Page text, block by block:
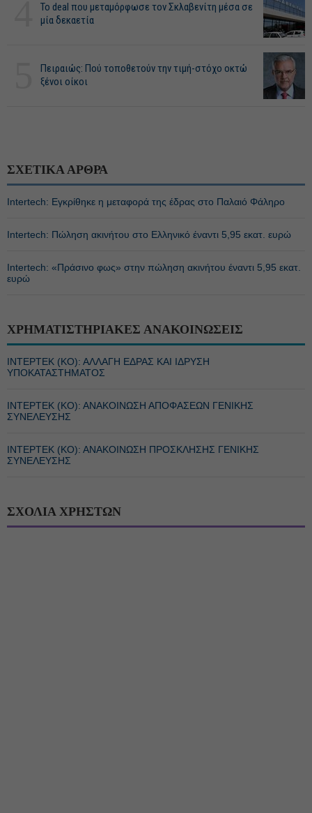
Το deal που μεταμόρφωσε τον Σκλαβενίτη μέσα σε
μία δεκαετία
Πειραιώς: Πού τοποθετούν την τιμή-στόχο οκτώ
ξένοι οίκοι
ΣΧΕΤΙΚΑ ΑΡΘΡΑ
Intertech: Εγκρίθηκε η μεταφορά της έδρας στο Παλαιό Φάληρο
Intertech: Πώληση ακινήτου στο Ελληνικό έναντι 5,95 εκατ. ευρώ
Intertech: «Πράσινο φως» στην πώληση ακινήτου έναντι 5,95 εκατ.
ευρώ
ΧΡΗΜΑΤΙΣΤΗΡΙΑΚΕΣ ΑΝΑΚΟΙΝΩΣΕΙΣ
ΙΝΤΕΡΤΕΚ (ΚΟ): ΑΛΛΑΓΗ ΕΔΡΑΣ ΚΑΙ ΙΔΡΥΣΗ
ΥΠΟΚΑΤΑΣΤΗΜΑΤΟΣ
ΙΝΤΕΡΤΕΚ (ΚΟ): ΑΝΑΚΟΙΝΩΣΗ ΑΠΟΦΑΣΕΩΝ ΓΕΝΙΚΗΣ
ΣΥΝΕΛΕΥΣΗΣ
ΙΝΤΕΡΤΕΚ (ΚΟ): ΑΝΑΚΟΙΝΩΣΗ ΠΡΟΣΚΛΗΣΗΣ ΓΕΝΙΚΗΣ
ΣΥΝΕΛΕΥΣΗΣ
ΣΧΟΛΙΑ ΧΡΗΣΤΩΝ